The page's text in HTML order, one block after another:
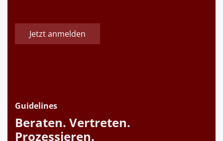
Jetzt anmelden
Guidelines
Beraten. Vertreten.
Prozessieren.